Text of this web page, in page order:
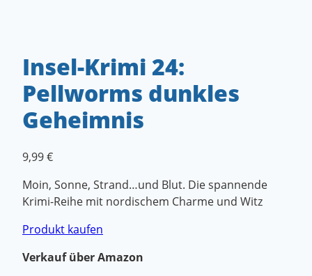
Insel-Krimi 24:
Pellworms dunkles
Geheimnis
9,99€
Moin, Sonne, Strand…und Blut. Die spannende
Krimi-Reihe mit nordischem Charme und Witz
Produkt kaufen
Verkauf über Amazon